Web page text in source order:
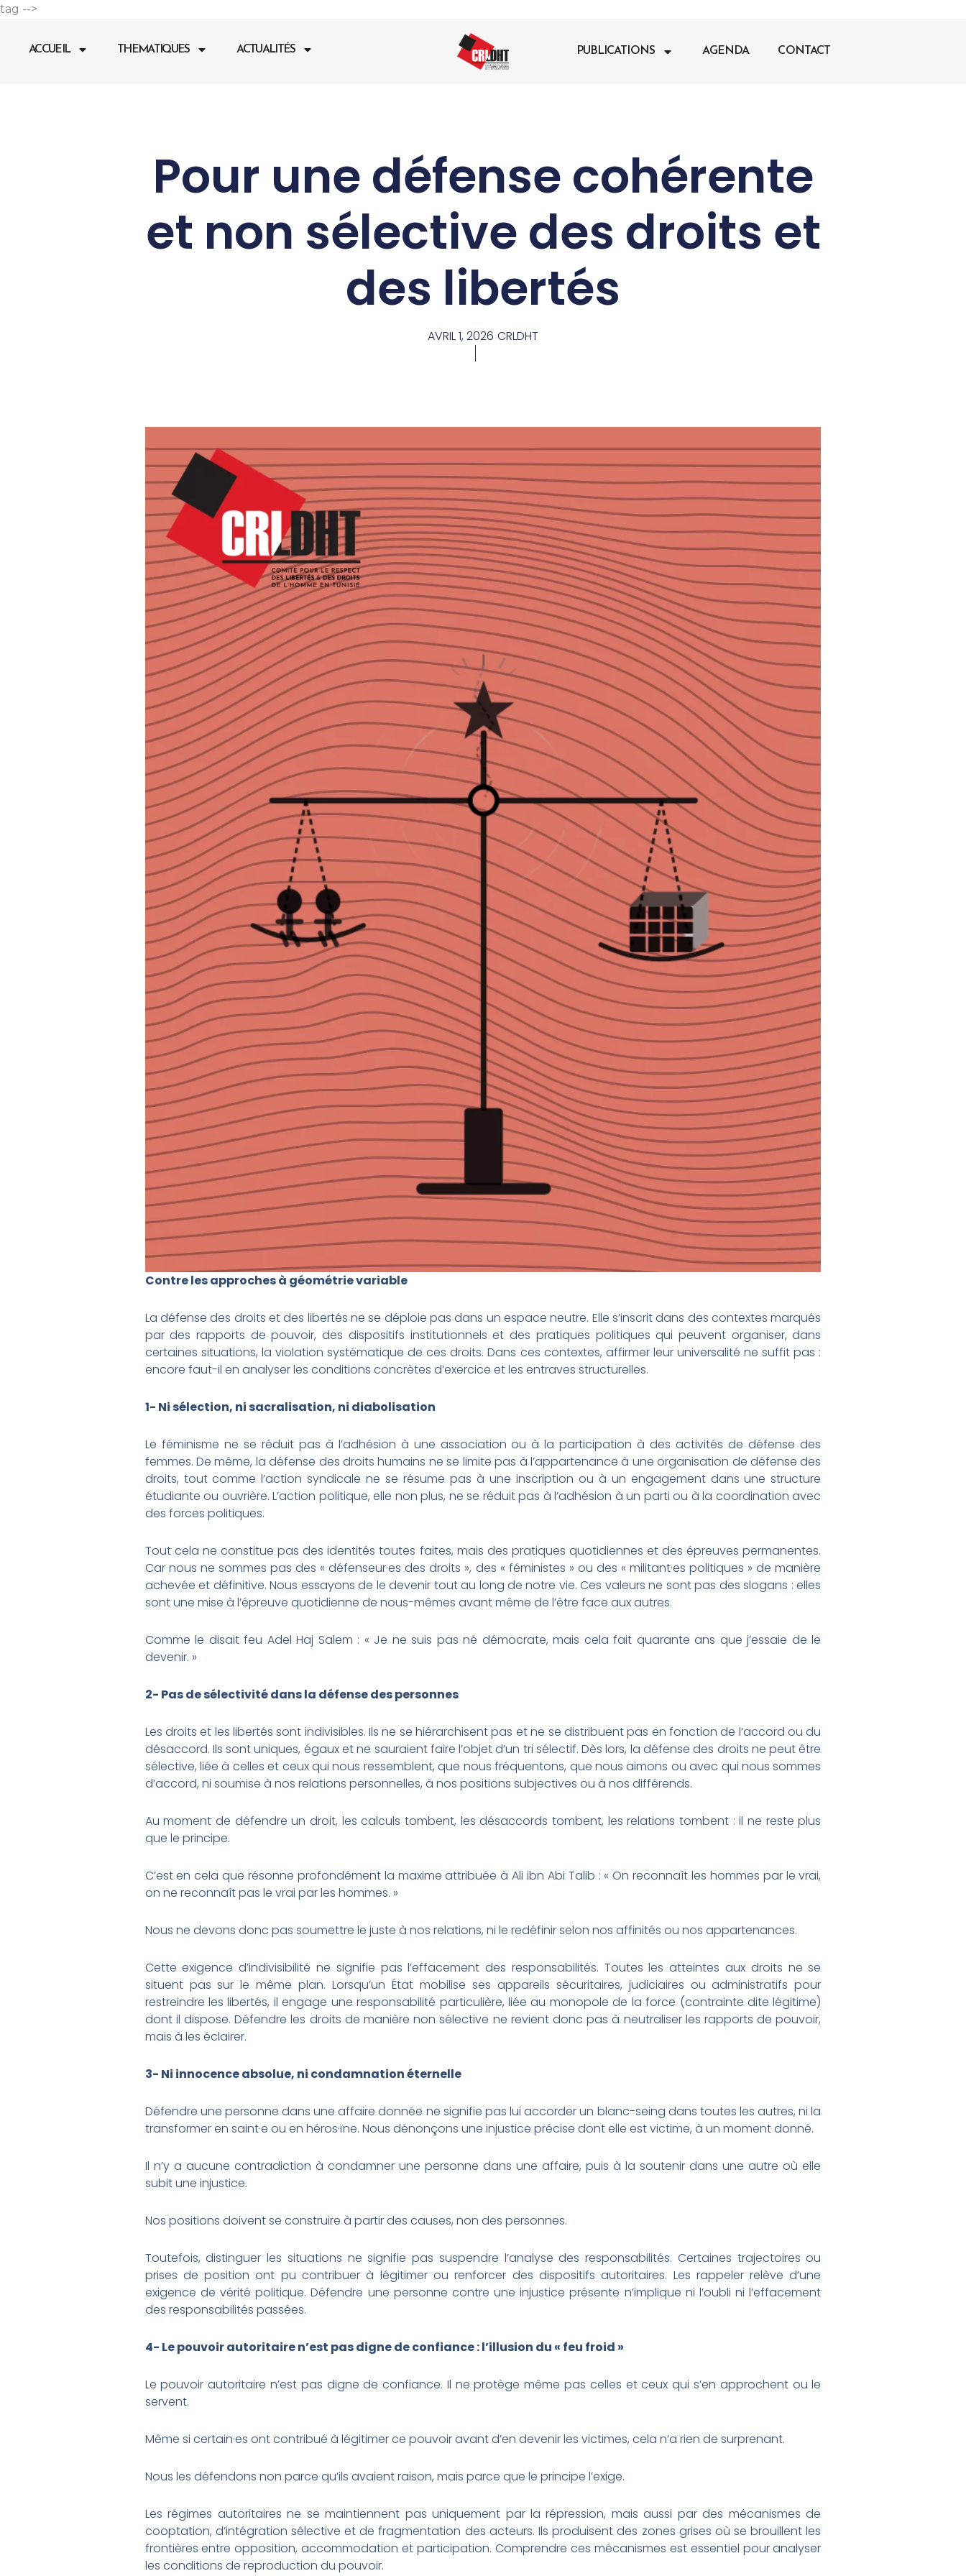
tag -->
contenu
ACCUEIL THEMATIQUES ACTUALITÉS PUBLICATIONS AGENDA CONTACT
Pour une défense cohérente
et non sélective des droits et
des libertés
AVRIL 1, 2026 CRLDHT
Contre les approches à géométrie variable
La défense des droits et des libertés ne se déploie pas dans un espace neutre. Elle s’inscrit dans des contextes marqués
par des rapports de pouvoir, des dispositifs institutionnels et des pratiques politiques qui peuvent organiser, dans
certaines situations, la violation systématique de ces droits. Dans ces contextes, affirmer leur universalité ne suffit pas :
encore faut-il en analyser les conditions concrètes d’exercice et les entraves structurelles.
1- Ni sélection, ni sacralisation, ni diabolisation
Le féminisme ne se réduit pas à l’adhésion à une association ou à la participation à des activités de défense des
femmes. De même, la défense des droits humains ne se limite pas à l’appartenance à une organisation de défense des
droits, tout comme l’action syndicale ne se résume pas à une inscription ou à un engagement dans une structure
étudiante ou ouvrière. L’action politique, elle non plus, ne se réduit pas à l’adhésion à un parti ou à la coordination avec
des forces politiques.
Tout cela ne constitue pas des identités toutes faites, mais des pratiques quotidiennes et des épreuves permanentes.
Car nous ne sommes pas des « défenseur·es des droits », des « féministes » ou des « militant·es politiques » de manière
achevée et définitive. Nous essayons de le devenir tout au long de notre vie. Ces valeurs ne sont pas des slogans : elles
sont une mise à l’épreuve quotidienne de nous-mêmes avant même de l’être face aux autres.
Comme le disait feu Adel Haj Salem : « Je ne suis pas né démocrate, mais cela fait quarante ans que j’essaie de le
devenir. »
2- Pas de sélectivité dans la défense des personnes
Les droits et les libertés sont indivisibles. Ils ne se hiérarchisent pas et ne se distribuent pas en fonction de l’accord ou du
désaccord. Ils sont uniques, égaux et ne sauraient faire l’objet d’un tri sélectif. Dès lors, la défense des droits ne peut être
sélective, liée à celles et ceux qui nous ressemblent, que nous fréquentons, que nous aimons ou avec qui nous sommes
d’accord, ni soumise à nos relations personnelles, à nos positions subjectives ou à nos différends.
Au moment de défendre un droit, les calculs tombent, les désaccords tombent, les relations tombent : il ne reste plus
que le principe.
C’est en cela que résonne profondément la maxime attribuée à Ali ibn Abi Talib : « On reconnaît les hommes par le vrai,
on ne reconnaît pas le vrai par les hommes. »
Nous ne devons donc pas soumettre le juste à nos relations, ni le redéfinir selon nos affinités ou nos appartenances.
Cette exigence d’indivisibilité ne signifie pas l’effacement des responsabilités. Toutes les atteintes aux droits ne se
situent pas sur le même plan. Lorsqu’un État mobilise ses appareils sécuritaires, judiciaires ou administratifs pour
restreindre les libertés, il engage une responsabilité particulière, liée au monopole de la force (contrainte dite légitime)
dont il dispose. Défendre les droits de manière non sélective ne revient donc pas à neutraliser les rapports de pouvoir,
mais à les éclairer.
3- Ni innocence absolue, ni condamnation éternelle
Défendre une personne dans une affaire donnée ne signifie pas lui accorder un blanc-seing dans toutes les autres, ni la
transformer en saint·e ou en héros·ïne. Nous dénonçons une injustice précise dont elle est victime, à un moment donné.
Il n’y a aucune contradiction à condamner une personne dans une affaire, puis à la soutenir dans une autre où elle
subit une injustice.
Nos positions doivent se construire à partir des causes, non des personnes.
Toutefois, distinguer les situations ne signifie pas suspendre l’analyse des responsabilités. Certaines trajectoires ou
prises de position ont pu contribuer à légitimer ou renforcer des dispositifs autoritaires. Les rappeler relève d’une
exigence de vérité politique. Défendre une personne contre une injustice présente n’implique ni l’oubli ni l’effacement
des responsabilités passées.
4- Le pouvoirautoritairen’est pas digne de confiance : l’illusion du « feu froid »
Le pouvoir autoritaire n’est pas digne de confiance. Il ne protège même pas celles et ceux qui s’en approchent ou le
servent.
Même si certain·es ont contribué à légitimer ce pouvoir avant d’en devenir les victimes, cela n’a rien de surprenant.
Nous les défendons non parce qu’ils avaient raison, mais parce que le principe l’exige.
Les régimes autoritaires ne se maintiennent pas uniquement par la répression, mais aussi par des mécanismes de
cooptation, d’intégration sélective et de fragmentation des acteurs. Ils produisent des zones grises où se brouillent les
frontières entre opposition, accommodation et participation. Comprendre ces mécanismes est essentiel pour analyser
les conditions de reproduction du pouvoir.